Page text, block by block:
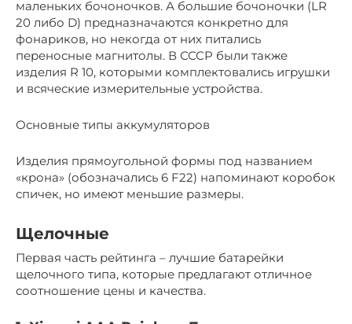
маленьких бочоночков. А большие бочоночки (LR
20 либо D) предназначаются конкретно для
фонариков, но некогда от них питались
переносные магнитолы. В СССР были также
изделия R 10, которыми комплектовались игрушки
и всяческие измерительные устройства.
Основные типы аккумуляторов
Изделия прямоугольной формы под названием
«крона» (обозначались 6 F22) напоминают коробок
спичек, но имеют меньшие размеры.
Щелочные
Первая часть рейтинга – лучшие батарейки
щелочного типа, которые предлагают отличное
соотношение цены и качества.